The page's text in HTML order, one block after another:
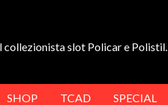
slot Policar e Polistil.
SHOP TCAD SPECIAL